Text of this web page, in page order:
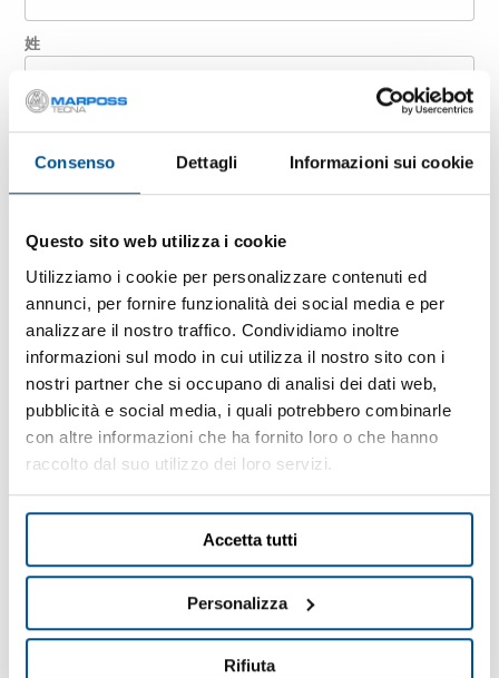
Consenso Dettagli Informazioni sui cookie
Questo sito web utilizza i cookie
Utilizziamo i cookie per personalizzare contenuti ed
annunci, per fornire funzionalità dei social media e per
analizzare il nostro traffico. Condividiamo inoltre
informazioni sul modo in cui utilizza il nostro sito con i
nostri partner che si occupano di analisi dei dati web,
pubblicità e social media, i quali potrebbero combinarle
con altre informazioni che ha fornito loro o che hanno
raccolto dal suo utilizzo dei loro servizi.
Accetta tutti
Personalizza
Rifiuta
姓
公司
电子邮箱
邮政编码
留言